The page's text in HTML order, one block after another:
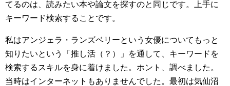
てるのは、読みたい本や論文を探すのと同じです。上手に
キーワード検索することです。
私はアンジェラ・ランズベリーという女優についてもっと
知りたいという「推し活（？）」を通して、キーワードを
検索するスキルを身に着けました。ホント、調べました。
当時はインターネットもありませんでした。最初は気仙沼